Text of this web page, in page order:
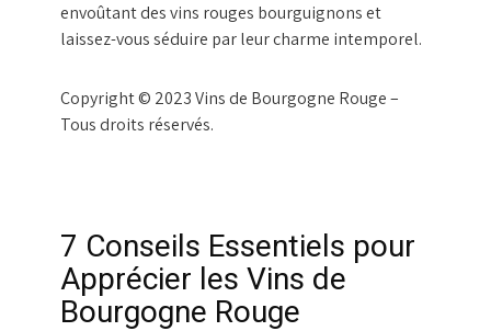
envoûtant des vins rouges bourguignons et
laissez-vous séduire par leur charme intemporel.
Copyright © 2023 Vins de Bourgogne Rouge –
Tous droits réservés.
7 Conseils Essentiels pour
Apprécier les Vins de
Bourgogne Rouge